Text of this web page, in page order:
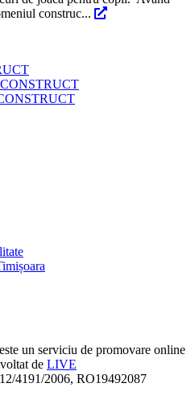
construc...
este un serviciu de promovare online
de LIVE
4191/2006, RO19492087